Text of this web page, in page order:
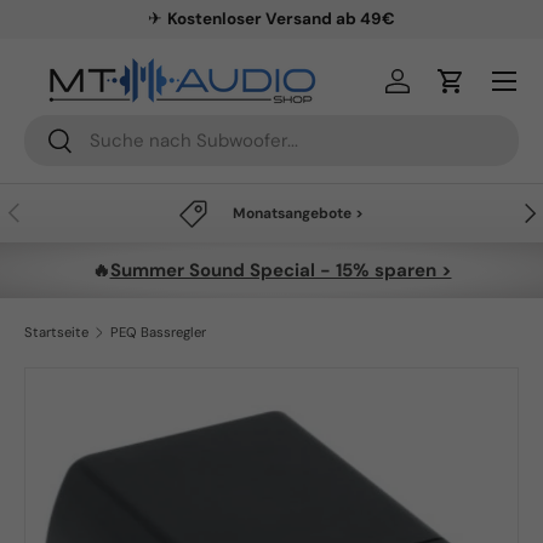
✈ Kostenloser Versand ab 49€
Suchen
Suchen
Einloggen
Menü
Vorherige Monatsangebote >
🔥Summer Sound Special - 15% sparen >
Startseite PEQ Bassregler
Zu Produktinformationen springen